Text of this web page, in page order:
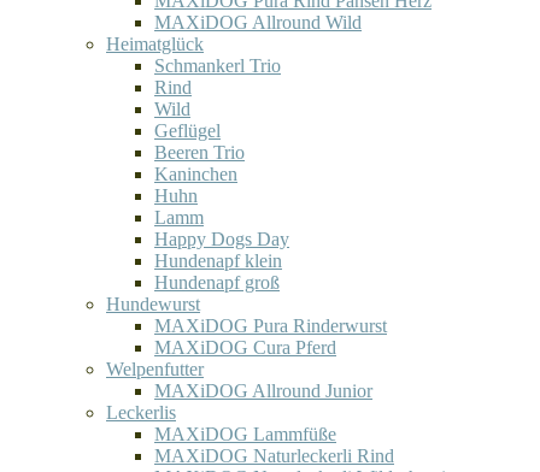
MAXiDOG Allround Wild
Heimatglück
Schmankerl Trio
Rind
Wild
Geflügel
Beeren Trio
Kaninchen
Huhn
Lamm
Happy Dogs Day
Hundenapf klein
Hundenapf groß
Hundewurst
MAXiDOG Pura Rinderwurst
MAXiDOG Cura Pferd
Welpenfutter
MAXiDOG Allround Junior
Leckerlis
MAXiDOG Lammfüße
MAXiDOG Naturleckerli Rind